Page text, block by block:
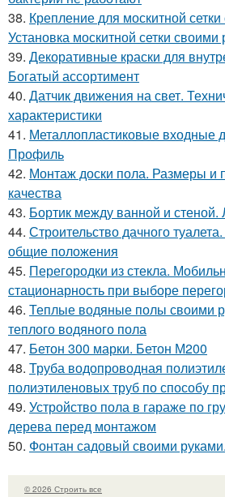
38. Крепление для москитной
Установка москитной сетки своими
39. Декоративные краски для
Богатый ассортимент
40. Датчик движения на свет.
характеристики
41. Металлопластиковые входные
Профиль
42. Монтаж доски пола. Размеры и
качества
43. Бортик между ванной и стеной.
44. Строительство дачного
общие положения
45. Перегородки из стекла.
стационарность при выборе
46. Теплые водяные полы своими
теплого водяного пола
47. Бетон 300 марки. Бетон М200
48. Труба водопроводная
полиэтиленовых труб по способу
49. Устройство пола в гараже по
дерева перед монтажом
50. Фонтан садовый своими
© 2026 Строить все